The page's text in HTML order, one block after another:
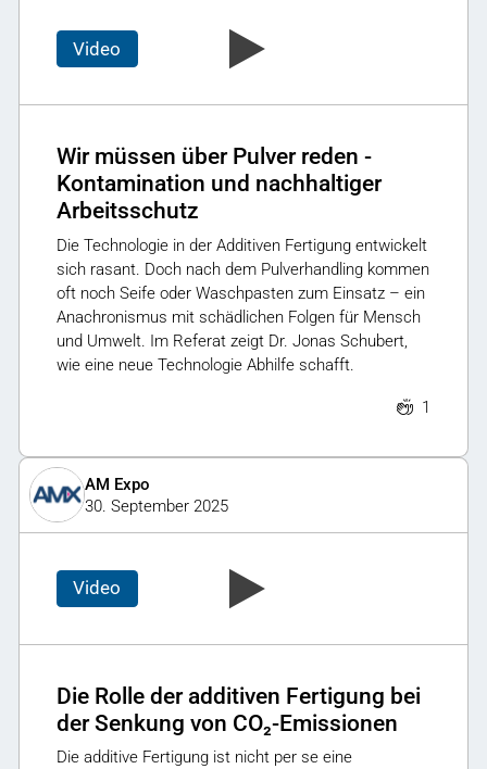
Video
Wir müssen über Pulver reden -
Kontamination und nachhaltiger
Arbeitsschutz
Die Technologie in der Additiven Fertigung entwickelt
sich rasant. Doch nach dem Pulverhandling kommen
oft noch Seife oder Waschpasten zum Einsatz – ein
Anachronismus mit schädlichen Folgen für Mensch
und Umwelt. Im Referat zeigt Dr. Jonas Schubert,
wie eine neue Technologie Abhilfe schafft.
1
AM Expo
30. September 2025
Video
Die Rolle der additiven Fertigung bei
der Senkung von CO₂-Emissionen
Die additive Fertigung ist nicht per se eine